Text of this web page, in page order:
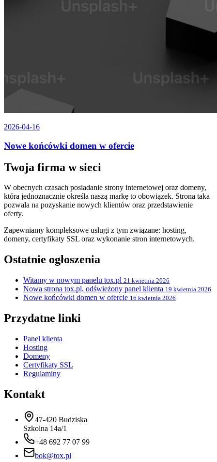
2026-04-16
Nowe końcówki domen w ofercie
Twoja firma w sieci
W obecnych czasach posiadanie strony internetowej oraz domeny,
która jednoznacznie określa naszą markę to obowiązek. Strona taka
pozwala na pozyskanie nowych klientów oraz przedstawienie
oferty.
Zapewniamy kompleksowe usługi z tym związane: hosting,
domeny, certyfikaty SSL oraz wykonanie stron internetowych.
Ostatnie ogłoszenia
Witamy w nowym panelu tox.pl 21 kwietnia 2026
Nowa strona tox.pl, odświeżony panel klienta 19 kwietnia 2026
Nowe końcówki domen w ofercie 16 kwietnia 2026
Przydatne linki
Panel klienta
Hosting
Domeny
Certyfikaty SSL
Regulaminy
Kontakt
47-420 Budziska
Szkolna 14a/1
+48 692 77 07 99
bok@tox.pl